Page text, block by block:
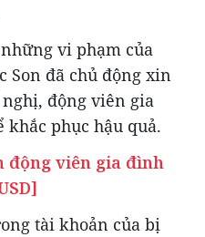
vi phạm của
Son đã chủ động xin
động viên gia
phục hậu quả.
động viên gia đình
tài khoản của bị